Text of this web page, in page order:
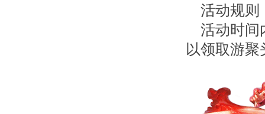
活动规则
活动时间
以领取游